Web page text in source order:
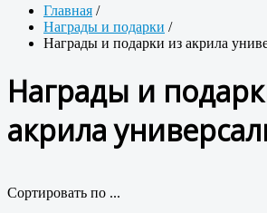
Главная /
Награды и подарки /
Награды и подарки из акрила
Награды и
акрила
Сортировать по ...